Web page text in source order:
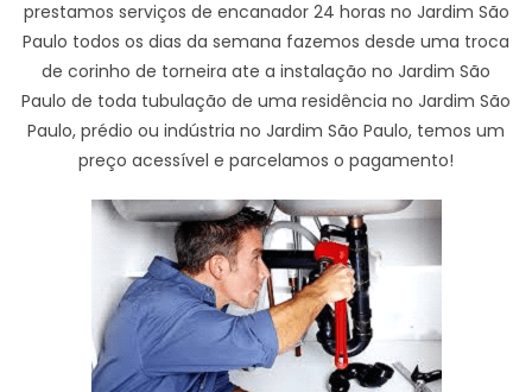
prestamos serviços de encanador 24 horas no Jardim São
Paulo todos os dias da semana fazemos desde uma troca
de corinho de torneira ate a instalação no Jardim São
Paulo de toda tubulação de uma residência no Jardim São
Paulo, prédio ou indústria no Jardim São Paulo, temos um
preço acessível e parcelamos o pagamento!